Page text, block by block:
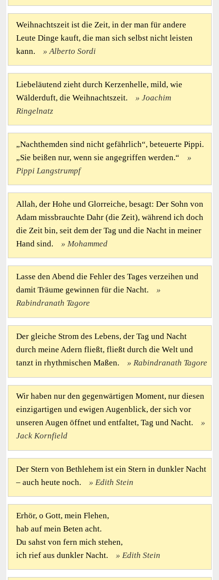
Weihnachtszeit ist die Zeit, in der man für andere
Leute Dinge kauft, die man sich selbst nicht leisten
kann.
Alberto Sordi
Liebeläutend zieht durch Kerzenhelle, mild, wie
Wälderduft, die Weihnachtszeit.
Joachim
Ringelnatz
„Nachthemden sind nicht gefährlich“, beteuerte Pippi.
„Sie beißen nur, wenn sie angegriffen werden.“
Pippi Langstrumpf
Allah, der Hohe und Glorreiche, besagt: Der Sohn von
Adam missbrauchte Dahr (die Zeit), während ich doch
die Zeit bin, seit dem der Tag und die Nacht in meiner
Hand sind.
Mohammed
Lasse den Abend die Fehler des Tages verzeihen und
damit Träume gewinnen für die Nacht.
Rabindranath Tagore
Der gleiche Strom des Lebens, der Tag und Nacht
durch meine Adern fließt, fließt durch die Welt und
tanzt in rhythmischen Maßen.
Rabindranath Tagore
Wir haben nur den gegenwärtigen Moment, nur diesen
einzigartigen und ewigen Augenblick, der sich vor
unseren Augen öffnet und entfaltet, Tag und Nacht.
Jack Kornfield
Der Stern von Bethlehem ist ein Stern in dunkler Nacht
– auch heute noch.
Edith Stein
Erhör, o Gott, mein Flehen,
hab auf mein Beten acht.
Du sahst von fern mich stehen,
ich rief aus dunkler Nacht.
Edith Stein